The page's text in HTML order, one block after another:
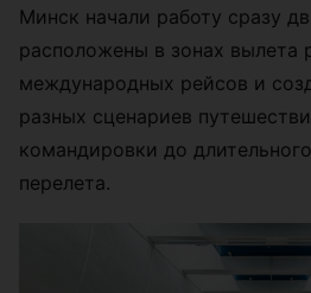
Минск начали работу сразу
расположены в зонах вылета
международных рейсов и
разных сценариев
командировки до
перелета.